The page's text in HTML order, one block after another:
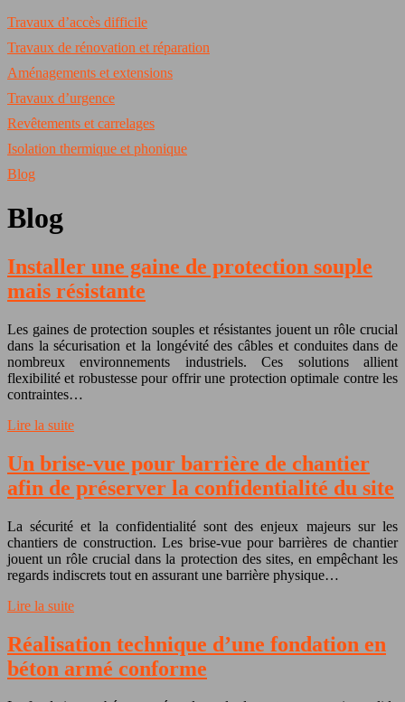
Travaux d’accès difficile
Travaux de rénovation et réparation
Aménagements et extensions
Travaux d’urgence
Revêtements et carrelages
Isolation thermique et phonique
Blog
Blog
Installer une gaine de protection souple
mais résistante
Les gaines de protection souples et résistantes jouent un rôle crucial
dans la sécurisation et la longévité des câbles et conduites dans de
nombreux environnements industriels. Ces solutions allient
flexibilité et robustesse pour offrir une protection optimale contre les
contraintes…
Lire la suite
Un brise-vue pour barrière de chantier
afin de préserver la confidentialité du site
La sécurité et la confidentialité sont des enjeux majeurs sur les
chantiers de construction. Les brise-vue pour barrières de chantier
jouent un rôle crucial dans la protection des sites, en empêchant les
regards indiscrets tout en assurant une barrière physique…
Lire la suite
Réalisation technique d’une fondation en
béton armé conforme